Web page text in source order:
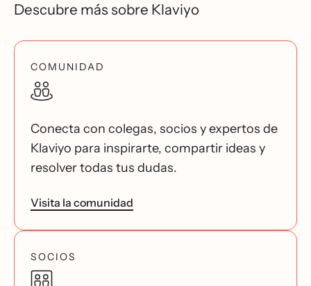
Descubre más sobre Klaviyo
COMUNIDAD
Conecta con colegas, socios y expertos de
Klaviyo para inspirarte, compartir ideas y
resolver todas tus dudas.
Visita la comunidad
SOCIOS